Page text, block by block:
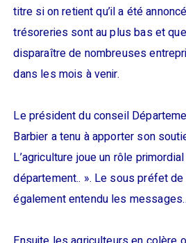
titre si on retient qu’il a été
trésoreries sont au plus bas et
disparaître de nombreuses
dans les mois à venir.
Le président du conseil
Barbier a tenu à apporter son
L’agriculture joue un rôle
département.. ». Le sous préfet de
également entendu les